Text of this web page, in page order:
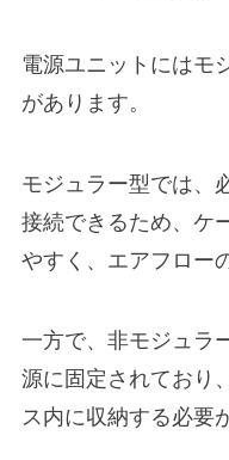
電源ユニットにはモ
があります。
モジュラー型では、
接続できるため、ケ
やすく、エアフロー
一方で、非モジュラ
源に固定されており
ス内に収納する必要